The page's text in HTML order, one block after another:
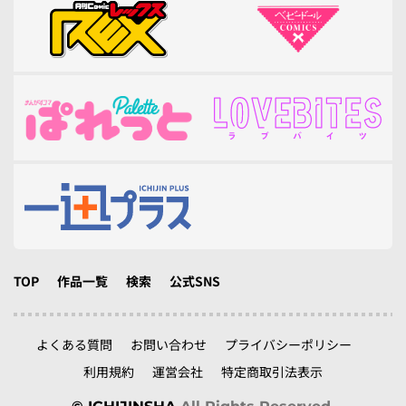
TOP 作品一覧 検索 公式SNS
よくある質問 お問い合わせ
プライバシーポリシー
利用規約
運営会社 特定商取引法表示